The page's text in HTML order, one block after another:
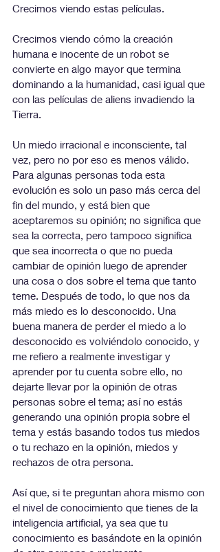
Crecimos viendo estas películas.
Crecimos viendo cómo la creación
humana e inocente de un robot se
convierte en algo mayor que termina
dominando a la humanidad, casi igual que
con las películas de aliens invadiendo la
Tierra.
Un miedo irracional e inconsciente, tal
vez, pero no por eso es menos válido.
Para algunas personas toda esta
evolución es solo un paso más cerca del
fin del mundo, y está bien que
aceptaremos su opinión; no significa que
sea la correcta, pero tampoco significa
que sea incorrecta o que no pueda
cambiar de opinión luego de aprender
una cosa o dos sobre el tema que tanto
teme. Después de todo, lo que nos da
más miedo es lo desconocido. Una
buena manera de perder el miedo a lo
desconocido es volviéndolo conocido, y
me refiero a realmente investigar y
aprender por tu cuenta sobre ello, no
dejarte llevar por la opinión de otras
personas sobre el tema; así no estás
generando una opinión propia sobre el
tema y estás basando todos tus miedos
o tu rechazo en la opinión, miedos y
rechazos de otra persona.
Así que, si te preguntan ahora mismo con
el nivel de conocimiento que tienes de la
inteligencia artificial, ya sea que tu
conocimiento es basándote en la opinión